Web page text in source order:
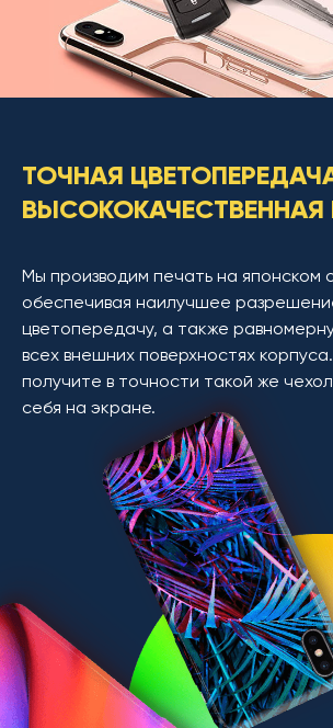
ТОЧНАЯ
ВЫСОКОКАЧЕСТВЕННАЯ
Мы производим печать на японском
обеспечивая наилучшее
цветопередачу, а также
всех внешних поверхностях
получите в точности такой же
себя на экране.